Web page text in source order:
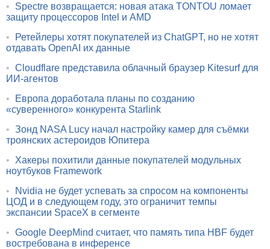
•
Spectre возвращается: новая атака TONTOU ломает
защиту процессоров Intel и AMD
•
Ретейлеры хотят покупателей из ChatGPT, но не хотят
отдавать OpenAI их данные
• Cloudflare представила облачный браузер Kitesurf для
ИИ-агентов
•
Европа доработала планы по созданию
«суверенного» конкурента Starlink
• Зонд NASA Lucy начал настройку камер для съёмки
троянских астероидов Юпитера
•
Хакеры похитили данные покупателей модульных
ноутбуков Framework
•
Nvidia не будет успевать за спросом на компоненты
ЦОД и в следующем году, это ограничит темпы
экспансии SpaceX в сегменте
• Google DeepMind считает, что память типа HBF будет
востребована в инференсе